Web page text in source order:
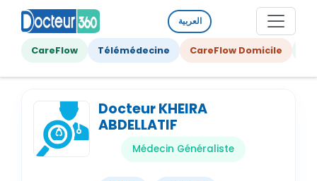
العربية
CareFlow Télémédecine CareFlow Domicile
Docteur KHEIRA
ABDELLATIF
Médecin Généraliste